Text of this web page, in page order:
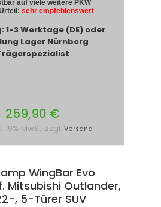
auf viele weitere PKW
sehr empfehlenswert
1-3 Werktage (DE) oder
Lager Nürnberg
259,90 €
19% MwSt. zzgl. Versand
WingBar Evo
Mitsubishi Outlander,
, 5-Türer SUV